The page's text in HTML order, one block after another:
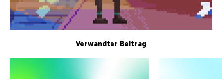
Verwandter Beitrag